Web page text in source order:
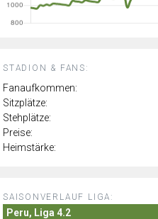
STADION & FANS:
Fanaufkommen:
Sitzplätze:
Stehplätze:
Preise:
Heimstärke:
SAISONVERLAUF LIGA:
Peru, Liga 4.2